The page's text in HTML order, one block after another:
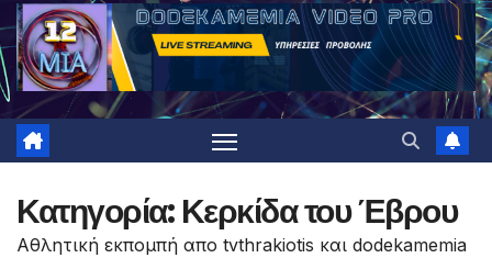
Κατηγορία: Κερκίδα του Έβρου
Αθλητική εκπομπή απο tvthrakiotis και dodekamemia